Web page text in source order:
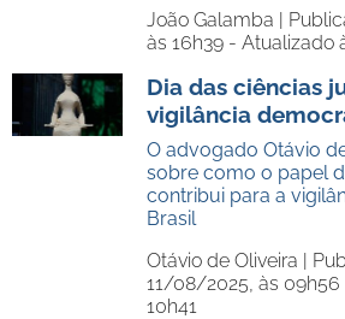
João Galamba |
às 16h39 - Atualizado
Dia das ciências
vigilância
O advogado Otávio
sobre como o papel
contribui para a
Brasil
Otávio de Oliveira |
11/08/2025, às
10h41